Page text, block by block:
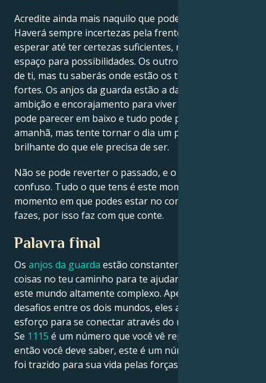
Acredite ainda mais naquilo que pode alcançar.
Haverá sempre incertezas pela frente, mas se
esperar até ter certezas suficientes, não haverá
espaço para possibilidades. Os outros podem duvidar
de ti, mas tu saberás onde estão os teus pontos
fortes. Os anjos da guarda estão a dar-lhe força,
ambição e encorajamento para viver cada dia. Tudo
pode parecer em baixo e tudo pode parecer sombrio
amanhã, mas tente tornar o dia um pouco mais
brilhante do que ele precisa de ser.
Não se pode reverter o passado, e o futuro está
confuso. Tudo o que tens é este momento. É o único
momento em que podes estar no comando do que
fazes, por isso faz com que conte.
Palavra final
Os anjos da guarda estão constantemente a colocar
coisas no teu caminho para te ajudar a dar sentido a
este mundo altamente complexo. Apesar dos
desafios entre os dois mundos, eles ainda fazem um
esforço para se conectar através do número do anjo.
Se 1115 é um número que você vê repetidamente,
então você deve saber, este é um número de anjo e
foi trazido para sua vida pelas forças divinas.